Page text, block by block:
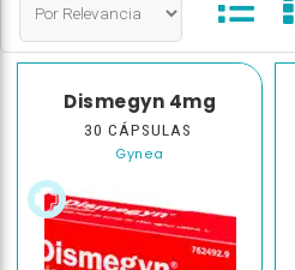
Dismegyn 4mg
30 CÁPSULAS
Gynea